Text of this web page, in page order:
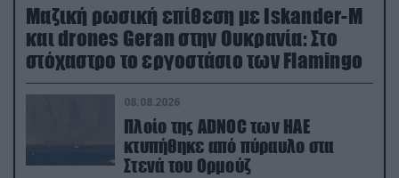
Μαζική ρωσική επίθεση με Iskander-M
και drones Geran στην Ουκρανία: Στο
στόχαστρο το εργοστάσιο των Flamingo
08.08.2026
Πλοίο της ADNOC των ΗΑΕ
κτυπήθηκε από πύραυλο στα
Στενά του Ορμούζ